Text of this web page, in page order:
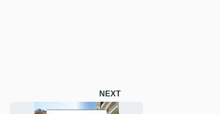
NEXT